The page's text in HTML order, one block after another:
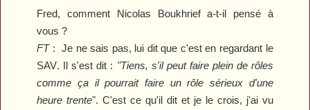
Fred, comment Nicolas Boukhrief a-t-il pensé à
vous ?
FT: Je ne sais pas, lui dit que c'est en regardant le
SAV. Il s'est dit : "Tiens, s'il peut faire plein de rôles
comme ça il pourrait faire un rôle sérieux d'une
heure trente". C'est ce qu'il dit et je le crois, j'ai vu